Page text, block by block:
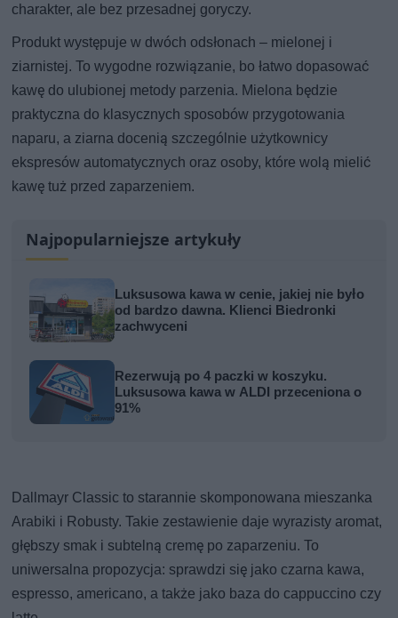
charakter, ale bez przesadnej goryczy.
Produkt występuje w dwóch odsłonach – mielonej i
ziarnistej. To wygodne rozwiązanie, bo łatwo dopasować
kawę do ulubionej metody parzenia. Mielona będzie
praktyczna do klasycznych sposobów przygotowania
naparu, a ziarna docenią szczególnie użytkownicy
ekspresów automatycznych oraz osoby, które wolą mielić
kawę tuż przed zaparzeniem.
Najpopularniejsze artykuły
Luksusowa kawa w cenie, jakiej nie było
od bardzo dawna. Klienci Biedronki
zachwyceni
Rezerwują po 4 paczki w koszyku.
Luksusowa kawa w ALDI przeceniona o
91%
Dallmayr Classic to starannie skomponowana mieszanka
Arabiki i Robusty. Takie zestawienie daje wyrazisty aromat,
głębszy smak i subtelną cremę po zaparzeniu. To
uniwersalna propozycja: sprawdzi się jako czarna kawa,
espresso, americano, a także jako baza do cappuccino czy